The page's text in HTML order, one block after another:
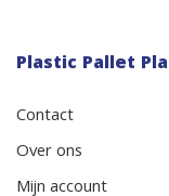
Plastic Pallet
Contact
Over ons
Mijn account